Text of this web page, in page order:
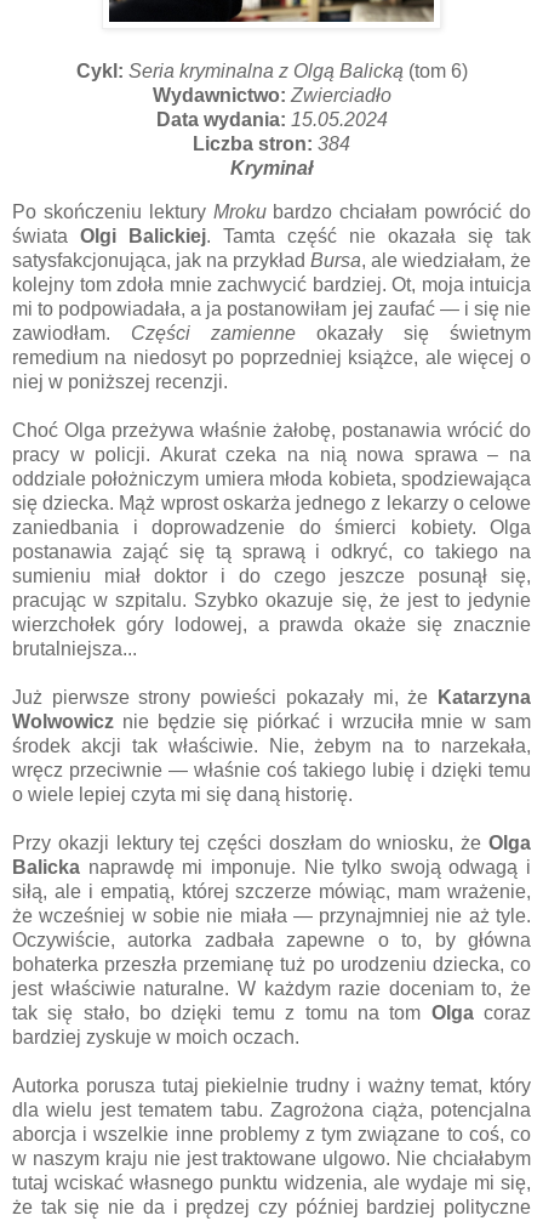
Cykl: Seria kryminalna z Olgą Balicką (tom 6)
Wydawnictwo:Zwierciadło
Data wydania: 15.05.2024
Liczba stron: 384
Kryminał
Po skończeniu lektury Mroku bardzo chciałam powrócić do
świata Olgi Balickiej. Tamta część nie okazała się tak
satysfakcjonująca, jak na przykład Bursa, ale wiedziałam, że
kolejny tom zdoła mnie zachwycić bardziej. Ot, moja intuicja
mi to podpowiadała, a ja postanowiłam jej zaufać — i się nie
zawiodłam. Części zamienne okazały się świetnym
remedium na niedosyt po poprzedniej książce, ale więcej o
niej w poniższej recenzji.
Choć Olga przeżywa właśnie żałobę, postanawia wrócić do
pracy w policji. Akurat czeka na nią nowa sprawa – na
oddziale położniczym umiera młoda kobieta, spodziewająca
się dziecka. Mąż wprost oskarża jednego z lekarzy o celowe
zaniedbania i doprowadzenie do śmierci kobiety. Olga
postanawia zająć się tą sprawą i odkryć, co takiego na
sumieniu miał doktor i do czego jeszcze posunął się,
pracując w szpitalu. Szybko okazuje się, że jest to jedynie
wierzchołek góry lodowej, a prawda okaże się znacznie
brutalniejsza...
Już pierwsze strony powieści pokazały mi, że
Katarzyna
Wolwowicz nie będzie się piórkać i wrzuciła mnie w sam
środek akcji tak właściwie. Nie, żebym na to narzekała,
wręcz przeciwnie — właśnie coś takiego lubię i dzięki temu
o wiele lepiej czyta mi się daną historię.
Przy okazji lektury tej części doszłam do wniosku, że Olga
Balicka naprawdę mi imponuje. Nie tylko swoją odwagą i
siłą, ale i empatią, której szczerze mówiąc, mam wrażenie,
że wcześniej w sobie nie miała — przynajmniej nie aż tyle.
Oczywiście, autorka zadbała zapewne o to, by główna
bohaterka przeszła przemianę tuż po urodzeniu dziecka, co
jest właściwie naturalne. W każdym razie doceniam to, że
tak się stało, bo dzięki temu z tomu na tom Olgacoraz
bardziej zyskuje w moich oczach.
Autorka porusza tutaj piekielnie trudny i ważny temat, który
dla wielu jest tematem tabu. Zagrożona ciąża, potencjalna
aborcja i wszelkie inne problemy z tym związane to coś, co
w naszym kraju nie jest traktowane ulgowo. Nie chciałabym
tutaj wciskać własnego punktu widzenia, ale wydaje mi się,
że tak się nie da i prędzej czy później bardziej polityczne